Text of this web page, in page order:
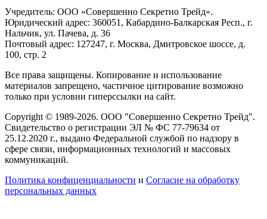
Учредитель: ООО «Совершенно Секретно Трейд».
Юридический адрес: 360051, Кабардино-Балкарская Респ., г.
Нальчик, ул. Пачева, д. 36
Почтовый адрес: 127247, г. Москва, Дмитровское шоссе, д.
100, стр. 2
Все права защищены. Копирование и использование
материалов запрещено, частичное цитирование возможно
только при условии гиперссылки на сайт.
Copyright © 1989-2026. ООО "Совершенно Секретно Трейд".
Свидетельство о регистрации ЭЛ № ФС 77-79634 от
25.12.2020 г., выдано Федеральной службой по надзору в
сфере связи, информационных технологий и массовых
коммуникаций.
Политика конфиценциальности и Согласие на обработку
персональных данных